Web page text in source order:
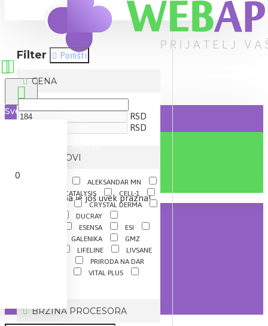
Sve
0
Vaša korpa je još uvek prazna!
Filter Poništi
CENA
RSD
RSD
BRENDOVI
ALEKSANDAR MN
CATALYSIS
CELL-1
CRYSTAL DERMA
DUCRAY
ESENSA
ESI
GALENIKA
GMZ
LIFELINE
LIVSANE
PRIRODA NA DAR
VITAL PLUS
BRZINA PROCESORA